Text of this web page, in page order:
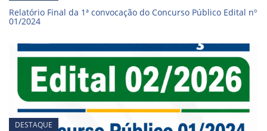
Relatório Final da 1ª convocação do Concurso Público Edital nº
01/2024
DESTAQUE